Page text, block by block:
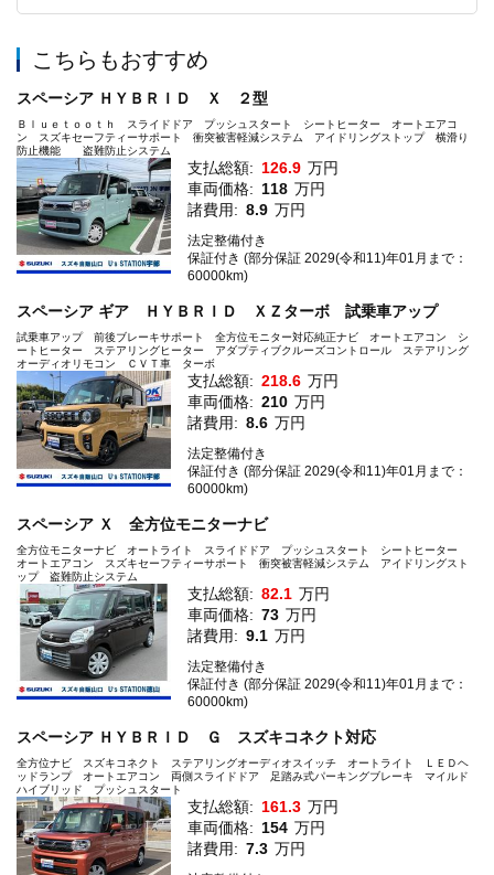
こちらもおすすめ
スペーシア ＨＹＢＲＩＤ Ｘ ２型
Ｂｌｕｅｔｏｏｔｈ スライドドア プッシュスタート シートヒーター オートエアコ
ン スズキセーフティーサポート 衝突被害軽減システム アイドリングストップ 横滑り
防止機能 盗難防止システム
支払総額: 126.9 万円
車両価格: 118 万円
諸費用: 8.9 万円
法定整備付き
保証付き (部分保証 2029(令和11)年01月まで：
60000km)
スペーシア ギア ＨＹＢＲＩＤ ＸＺターボ 試乗車アップ
試乗車アップ 前後ブレーキサポート 全方位モニター対応純正ナビ オートエアコン シ
ートヒーター ステアリングヒーター アダプティブクルーズコントロール ステアリング
オーディオリモコン ＣＶＴ車 ターボ
支払総額: 218.6 万円
車両価格: 210 万円
諸費用: 8.6 万円
法定整備付き
保証付き (部分保証 2029(令和11)年01月まで：
60000km)
スペーシア Ｘ 全方位モニターナビ
全方位モニターナビ オートライト スライドドア プッシュスタート シートヒーター
オートエアコン スズキセーフティーサポート 衝突被害軽減システム アイドリングスト
ップ 盗難防止システム
支払総額: 82.1 万円
車両価格: 73 万円
諸費用: 9.1 万円
法定整備付き
保証付き (部分保証 2029(令和11)年01月まで：
60000km)
スペーシア ＨＹＢＲＩＤ Ｇ スズキコネクト対応
全方位ナビ スズキコネクト ステアリングオーディオスイッチ オートライト ＬＥＤヘ
ッドランプ オートエアコン 両側スライドドア 足踏み式パーキングブレーキ マイルド
ハイブリッド プッシュスタート
支払総額: 161.3 万円
車両価格: 154 万円
諸費用: 7.3 万円